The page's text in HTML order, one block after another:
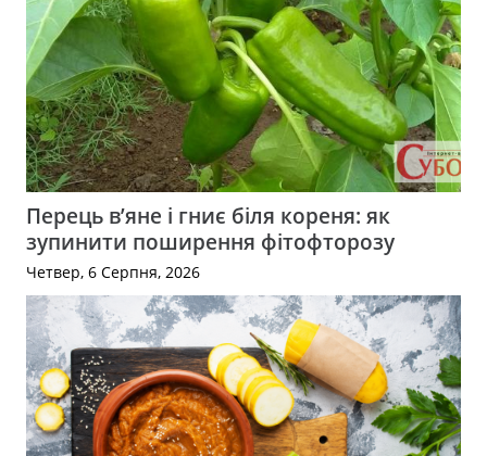
Перець в’яне і гниє біля кореня: як
зупинити поширення фітофторозу
Четвер, 6 Серпня, 2026